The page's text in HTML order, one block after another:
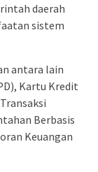
daerah
sistem
antara lain
Kartu Kredit
Berbasis
Keuangan